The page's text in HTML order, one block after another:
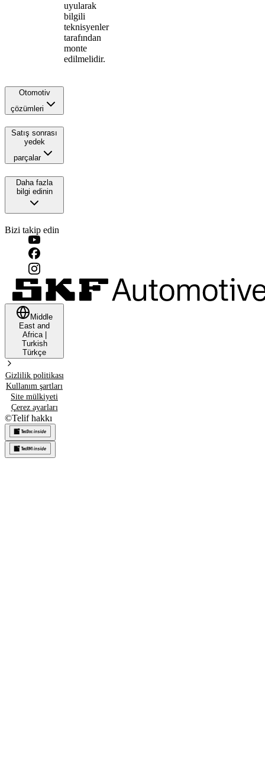
uyularak
bilgili
teknisyenler
tarafından
monte
edilmelidir.
Otomotiv
çözümleri
Satış sonrası
yedek
parçalar
Daha fazla
bilgi edinin
Bizi takip edin
Middle
East and
Africa|
Turkish
Türkçe
Gizlilik politikası
Kullanım şartları
Site mülkiyeti
Çerez ayarları
©Telif hakkı